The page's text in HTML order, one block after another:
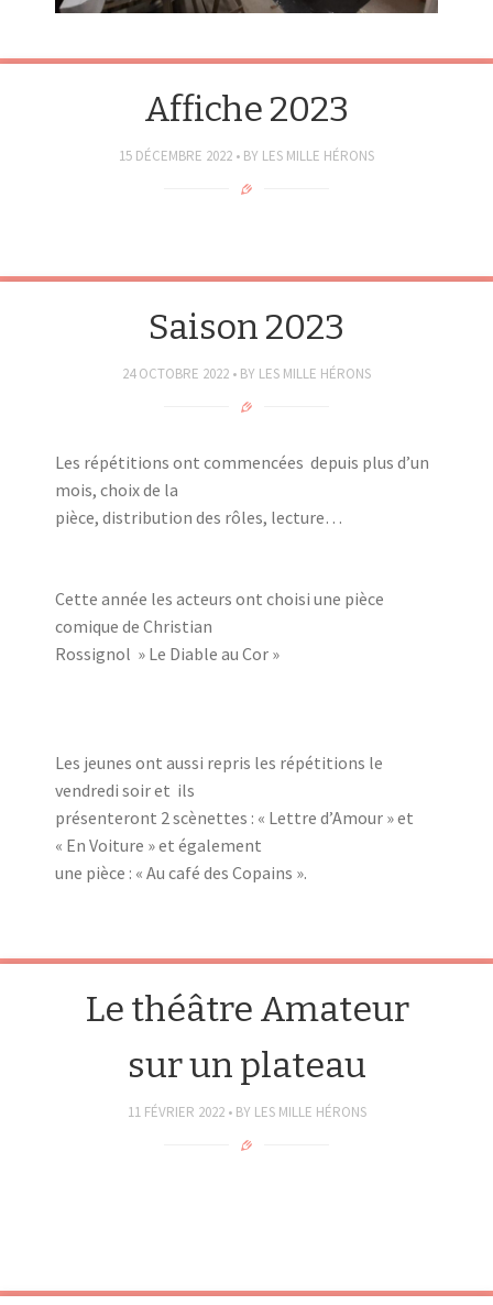
Affiche 2023
15 DÉCEMBRE 2022 BY LES MILLE HÉRONS
Saison 2023
24 OCTOBRE 2022 BY LES MILLE HÉRONS
Les répétitions ont commencées depuis plus d’un
mois, choix de la
pièce, distribution des rôles, lecture…
Cette année les acteurs ont choisi une pièce
comique de Christian
Rossignol » Le Diable au Cor »
Les jeunes ont aussi repris les répétitions le
vendredi soir et ils
présenteront 2 scènettes : « Lettre d’Amour » et
« En Voiture » et également
une pièce : « Au café des Copains ».
Le théâtre Amateur
sur un plateau
11 FÉVRIER 2022 BY LES MILLE HÉRONS